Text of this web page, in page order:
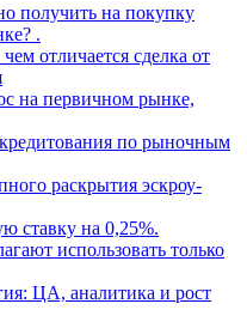
получить на покупку
.
отличается сделка от
на первичном рынке,
по рыночным
раскрытия эскроу-
ставку на 0,25%.
использовать только
ЦА, аналитика и рост